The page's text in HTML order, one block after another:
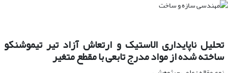
تحلیل ناپایداری الاستیک و ارتعاش آزاد تیر تیموشنکو
ساخته ‌شده از مواد مدرج تابعی با مقطع متغیر